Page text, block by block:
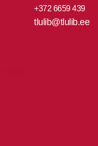
+372 6659 439
tlulib@tlulib.ee